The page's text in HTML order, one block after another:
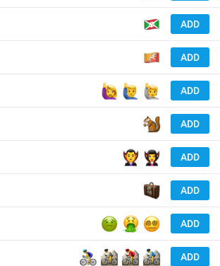
ADD
ADD
ADD
🙋
ADD
🐿
ADD
🧛‍♀️
ADD
🧳
ADD
😵‍💫
ADD
🚵‍♂️